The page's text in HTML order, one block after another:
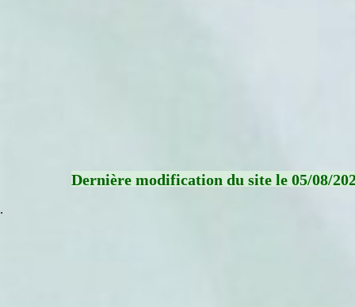
Dernière modification du site le 05/08/
.